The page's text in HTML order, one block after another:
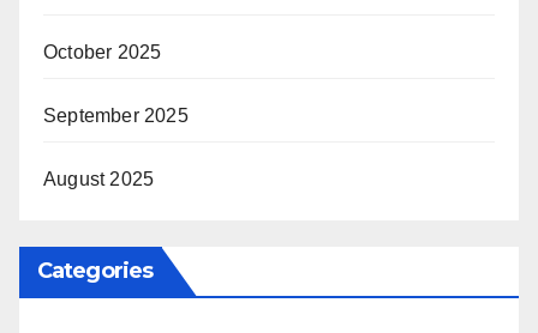
October 2025
September 2025
August 2025
Categories